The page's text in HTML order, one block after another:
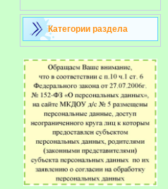
Категории раздела